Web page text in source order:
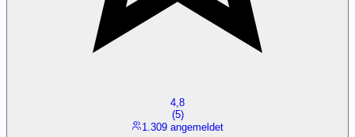
4,8
(5)
1.309 angemeldet